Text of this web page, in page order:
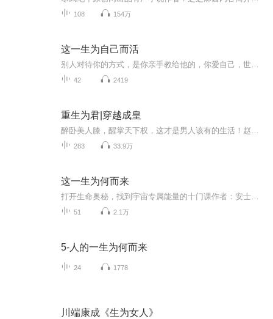
108 154万
这一生为自己而活
42 2419
重生为君|穿越成皇
283 33.9万
这一生为何而来
51 2.1万
5-人的一生为何而来
24 1778
川端康成《生为女人》